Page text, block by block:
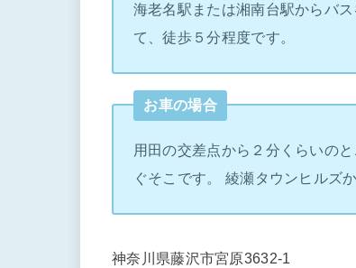
海老名駅または湘南台駅からバ
て、徒歩５分程度です。
お車の場合
用田の交差点から２分くらいの
ぐそこです。 綾瀬タウンヒルズ
神奈川県藤沢市宮原3632-1